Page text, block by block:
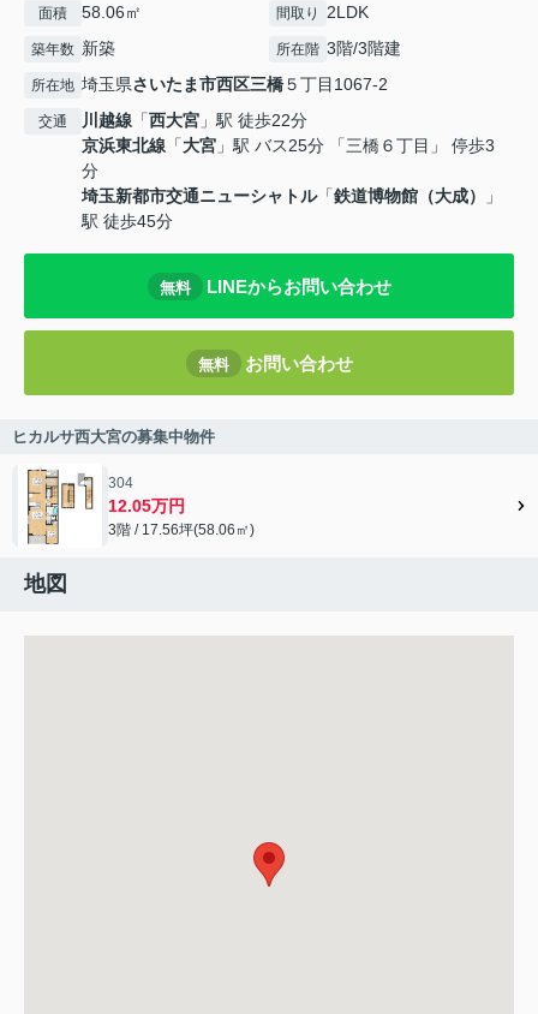
面積 58.06㎡ 間取り 2LDK
築年数 新築 所在階 3階/3階建
所在地 埼玉県さいたま市西区三橋５丁目1067-2
交通 川越線 「西大宮 」駅 徒歩22分
京浜東北線 「大宮 」駅 バス25分 「三橋６丁目」 停歩3
分
埼玉新都市交通ニューシャトル「鉄道博物館（大成）
」
駅 徒歩45分
無料 LINEからお問い合わせ
無料 お問い合わせ
ヒカルサ西大宮の募集中物件
304
12.05万円
3階 / 17.56坪(58.06㎡)
地図